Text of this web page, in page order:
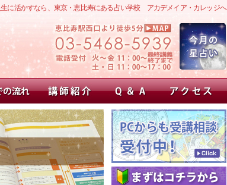
に活かすなら、東京・恵比寿にある占い学校 アカデメイア・カレッジへ